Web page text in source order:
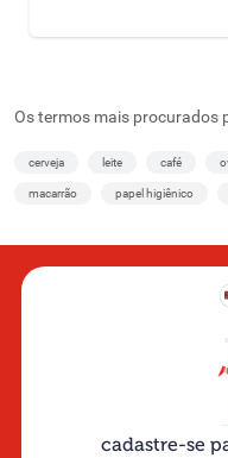
Os termos mais procurados
cerveja leite café
macarrão papel higiênico
cadastre-se